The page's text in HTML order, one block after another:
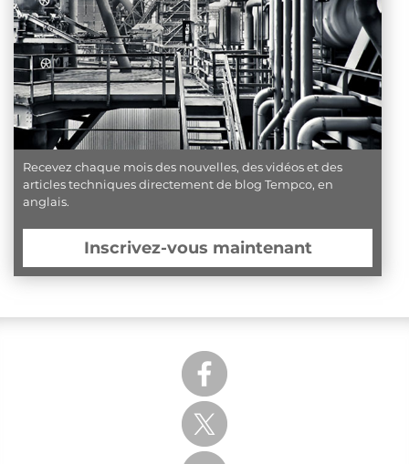
Recevez chaque mois des nouvelles, des vidéos et des
articles techniques directement de blog Tempco, en
anglais.
Inscrivez-vous maintenant